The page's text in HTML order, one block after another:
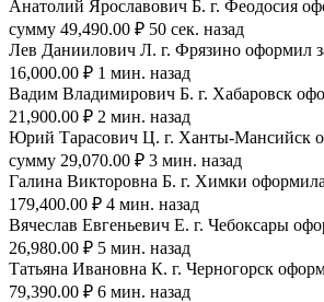
Анатолий Ярославович Б. г. Феодосия
сумму 49,490.00 ₽ 50 сек. назад
Лев Даниилович Л. г. Фрязино оформил
16,000.00 ₽ 1 мин. назад
Вадим Владимирович Б. г. Хабаровск
21,900.00 ₽ 2 мин. назад
Юрий Тарасович Ц. г. Ханты-Мансийск
сумму 29,070.00 ₽ 3 мин. назад
Галина Викторовна Б. г. Химки
179,400.00 ₽ 4 мин. назад
Вячеслав Евгеньевич Е. г. Чебоксары
26,980.00 ₽ 5 мин. назад
Татьяна Ивановна К. г. Черногорск
79,390.00 ₽ 6 мин. назад